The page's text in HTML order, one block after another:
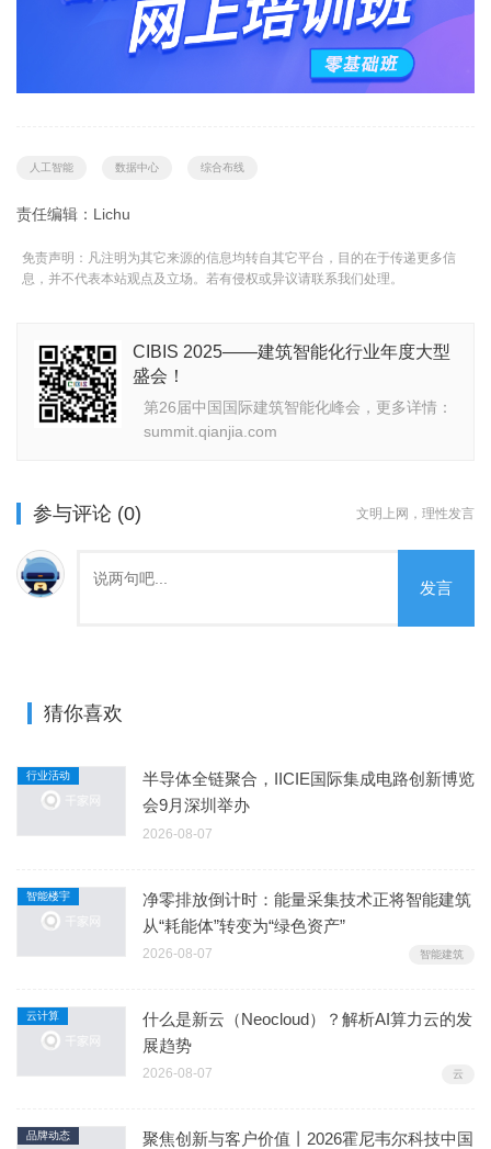
人工智能 数据中心 综合布线
责任编辑：Lichu
免责声明：凡注明为其它来源的信息均转自其它平台，目的在于传递更多信
息，并不代表本站观点及立场。若有侵权或异议请联系我们处理。
CIBIS 2025——建筑智能化行业年度大型
盛会！
第26届中国国际建筑智能化峰会，更多详情：
summit.qianjia.com
参与评论 (0) 文明上网，理性发言
发言
猜你喜欢
行业活动
半导体全链聚合，IICIE国际集成电路创新博览
会9月深圳举办
2026-08-07
智能楼宇
净零排放倒计时：能量采集技术正将智能建筑
从“耗能体”转变为“绿色资产”
2026-08-07 智能建筑
云计算
什么是新云（Neocloud）？解析AI算力云的发
展趋势
2026-08-07 云
品牌动态
聚焦创新与客户价值丨2026霍尼韦尔科技中国